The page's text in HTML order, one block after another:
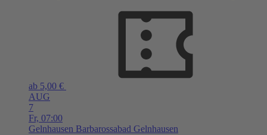
ab 5,00 €
AUG
7
Fr, 07:00
Gelnhausen Barbarossabad Gelnhausen